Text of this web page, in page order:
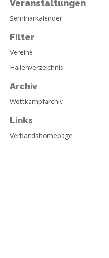
Veranstaltungen
Seminarkalender
Filter
Vereine
Hallenverzeichnis
Archiv
Wettkampfarchiv
Links
Verbandshomepage